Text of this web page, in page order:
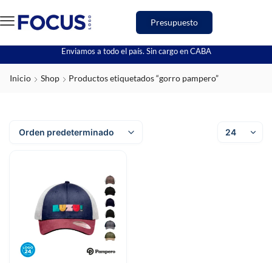
Presupuesto
Enviamos a todo el país. Sin cargo en CABA
Inicio Shop Productos etiquetados “gorro pampero”